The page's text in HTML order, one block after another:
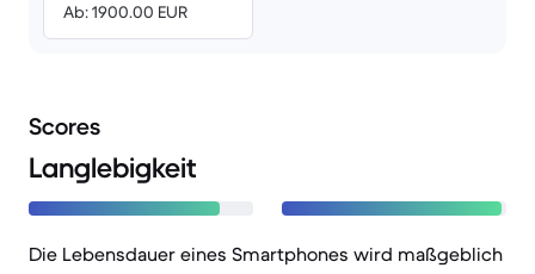
Ab: 1900.00 EUR
Scores
Langlebigkeit
Die Lebensdauer eines Smartphones wird maßgeblich